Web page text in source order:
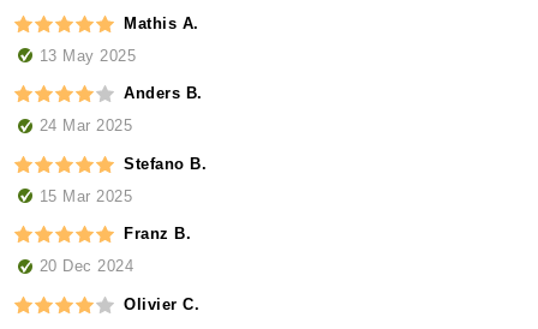
Mathis A.
13 May 2025
Anders B.
24 Mar 2025
Stefano B.
15 Mar 2025
Franz B.
20 Dec 2024
Olivier C.